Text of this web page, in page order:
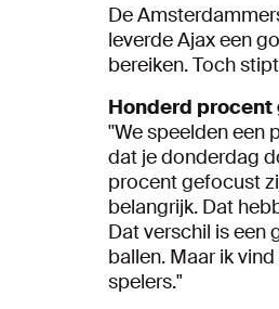
De
leverde Ajax een
bereiken. Toch
Honderd
''We speelden een
dat je donderdag
procent gefocust
belangrijk. Dat
Dat verschil is een
ballen. Maar ik
spelers."